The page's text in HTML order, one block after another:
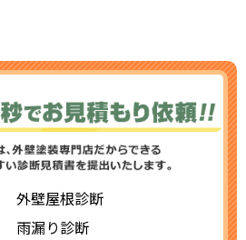
外壁屋根診断
雨漏り診断